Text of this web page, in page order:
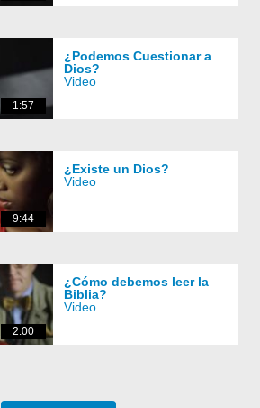
1:57
¿Podemos Cuestionar a
Dios?
Video
9:44
¿Existe un Dios?
Video
2:00
¿Cómo debemos leer la
Biblia?
Video